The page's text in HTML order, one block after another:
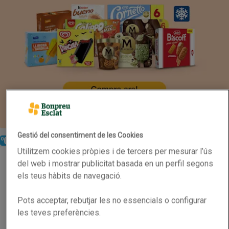
En oferta
OIKOS Iogurt grec natural
Refrigerat
OIKOS Iogurt grec natural
2x1 Combina'ls com vulguis
Nom de l’oferta: 2x1 Combina'ls com vulguis, ,
Preu
2,99 €
Gestió del consentiment de les Cookies
Utilitzem cookies pròpies i de tercers per mesurar l’ús
del web i mostrar publicitat basada en un perfil segons
els teus hàbits de navegació.
Pots acceptar, rebutjar les no essencials o configurar
les teves preferències.